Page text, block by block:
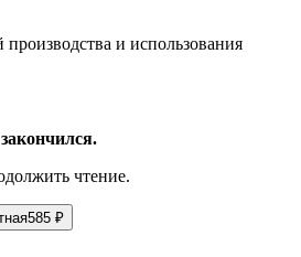
и использования
чтение.
585 ₽